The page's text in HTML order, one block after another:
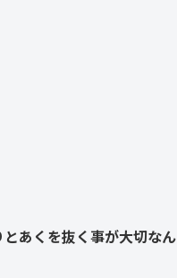
あくを抜く事が大切なん